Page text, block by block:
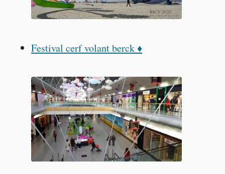
Festival cerf volant berck ♦️